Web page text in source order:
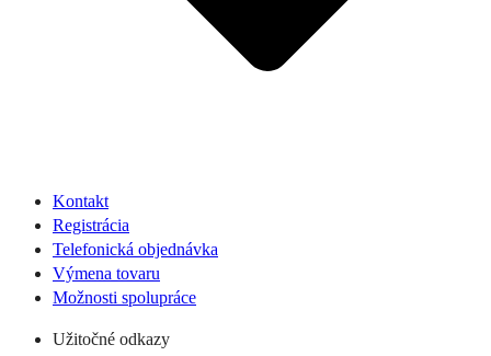
Kontakt
Registrácia
Telefonická objednávka
Výmena tovaru
Možnosti spolupráce
Užitočné odkazy